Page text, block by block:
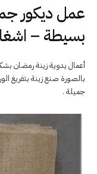
عمل ديكور
بسيطة –
أعمال يدوية زينة رمضان
بالصورة صنع زينة بتفريغ
جميلة .